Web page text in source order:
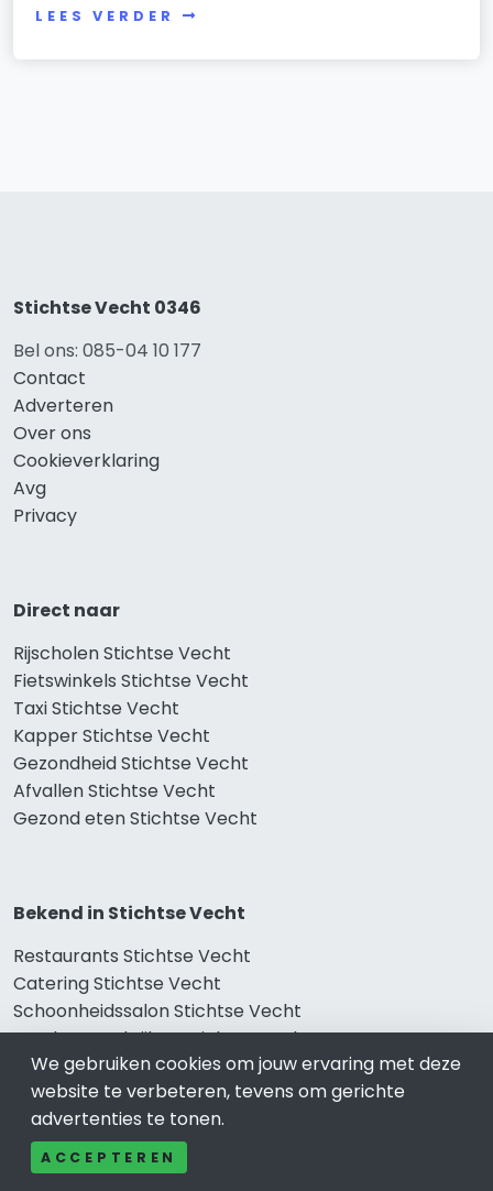
LEES VERDER
Stichtse Vecht 0346
Bel ons: 085-04 10 177
Contact
Adverteren
Over ons
Cookieverklaring
Avg
Privacy
Direct naar
Rijscholen Stichtse Vecht
Fietswinkels Stichtse Vecht
Taxi Stichtse Vecht
Kapper Stichtse Vecht
Gezondheid Stichtse Vecht
Afvallen Stichtse Vecht
Gezond eten Stichtse Vecht
Bekend in Stichtse Vecht
Restaurants Stichtse Vecht
Catering Stichtse Vecht
Schoonheidssalon Stichtse Vecht
Tandartspraktijken Stichtse Vecht
Loodgieters Stichtse Vecht
Stukadoorsbedrijf Stichtse Vecht
Verhuisbedrijf Stichtse Vecht
We gebruiken cookies om jouw ervaring met deze
website te verbeteren, tevens om gerichte
advertenties te tonen.
ACCEPTEREN